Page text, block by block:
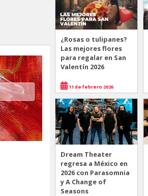
¿Rosas o tulipanes?
Las mejores flores
para regalar en San
Valentín 2026
11 de febrero 2026
Dream Theater
regresa a México en
2026 con Parasomnia
y A Change of
Seasons